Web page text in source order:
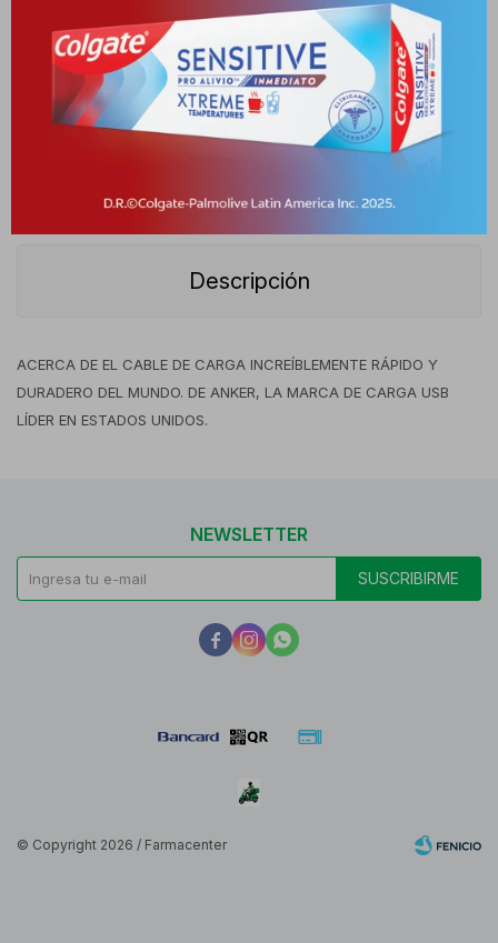
Medios de pago
Características
Descripción
ACERCA DE EL CABLE DE CARGA INCREÍBLEMENTE RÁPIDO Y
DURADERO DEL MUNDO. DE ANKER, LA MARCA DE CARGA USB
LÍDER EN ESTADOS UNIDOS.
NEWSLETTER
SUSCRIBIRME
  
© Copyright 2026 / Farmacenter